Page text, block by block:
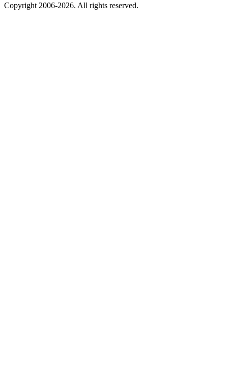
Copyright 2006-2026. All rights reserved.